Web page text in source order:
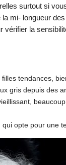
surtout si
mi- longueur
vérifier la
tendances,
gris depuis des
opte pour une